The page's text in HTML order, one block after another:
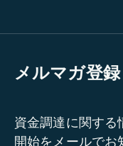
メルマガ登録
資金調達に関する
開始をメールでお